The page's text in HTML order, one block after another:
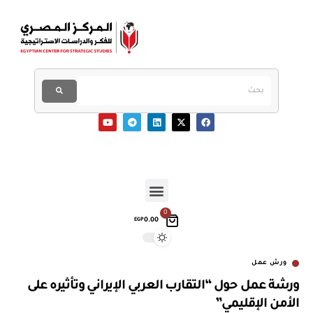
0
EGP0.00
ورش عمل
ورشة عمل حول “التقارب العربي الإيراني وتأثيره على
الأمن الإقليمي”